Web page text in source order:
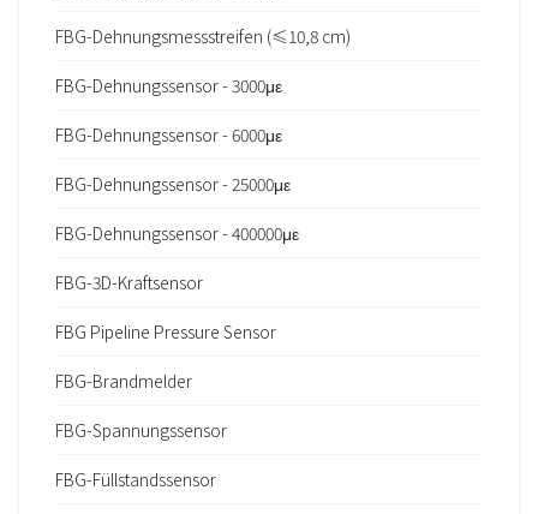
FBG-Dehnungsmessstreifen (≤10,8 cm)
FBG-Dehnungssensor - 3000με
FBG-Dehnungssensor - 6000με
FBG-Dehnungssensor - 25000με
FBG-Dehnungssensor - 400000με
FBG-3D-Kraftsensor
FBG Pipeline Pressure Sensor
FBG-Brandmelder
FBG-Spannungssensor
FBG-Füllstandssensor